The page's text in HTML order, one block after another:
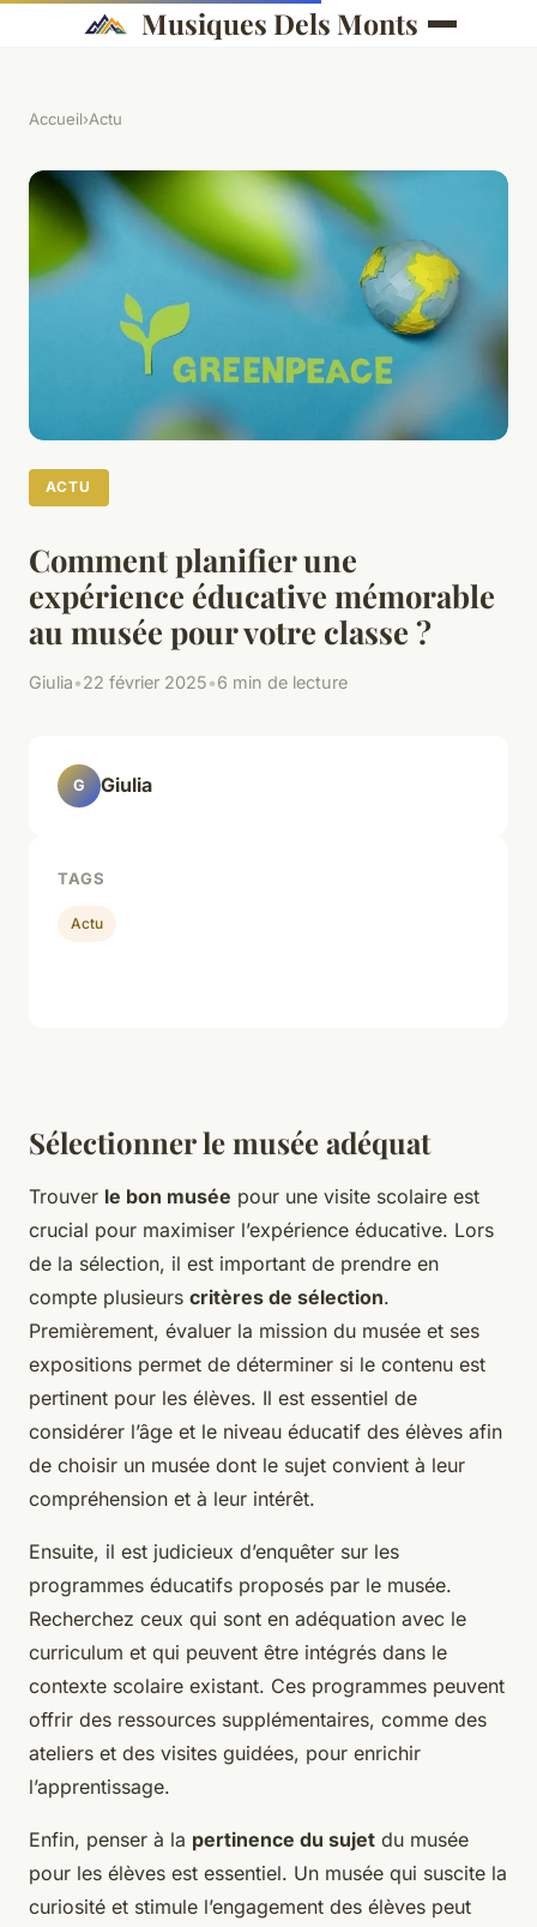
Musiques Dels Monts
Accueil›Actu
ACTU
Comment planifier une
expérience éducative mémorable
au musée pour votre classe ?
Giulia•22 février 2025•6 min de lecture
Sélectionner le musée adéquat
Trouver le bon musée pour une visite scolaire est
crucial pour maximiser l’expérience éducative. Lors
de la sélection, il est important de prendre en
compte plusieurs critères de sélection.
Premièrement, évaluer la mission du musée et ses
expositions permet de déterminer si le contenu est
pertinent pour les élèves. Il est essentiel de
considérer l’âge et le niveau éducatif des élèves afin
de choisir un musée dont le sujet convient à leur
compréhension et à leur intérêt.
Ensuite, il est judicieux d’enquêter sur les
programmes éducatifs proposés par le musée.
Recherchez ceux qui sont en adéquation avec le
curriculum et qui peuvent être intégrés dans le
contexte scolaire existant. Ces programmes peuvent
offrir des ressources supplémentaires, comme des
ateliers et des visites guidées, pour enrichir
l’apprentissage.
Enfin, penser à la pertinence du sujet du musée
pour les élèves est essentiel. Un musée qui suscite la
curiosité et stimule l’engagement des élèves peut
G Giulia
TAGS
Actu